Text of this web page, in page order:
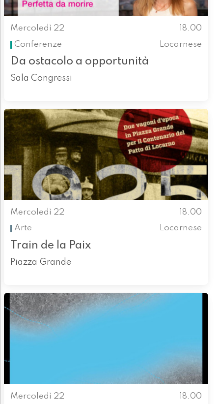
Mercoledì 22
18.00
Conferenze
Locarnese
Da ostacolo a opportunità
Sala Congressi
Mercoledì 22
18.00
Arte
Locarnese
Train de la Paix
Piazza Grande
Mercoledì 22
18.00